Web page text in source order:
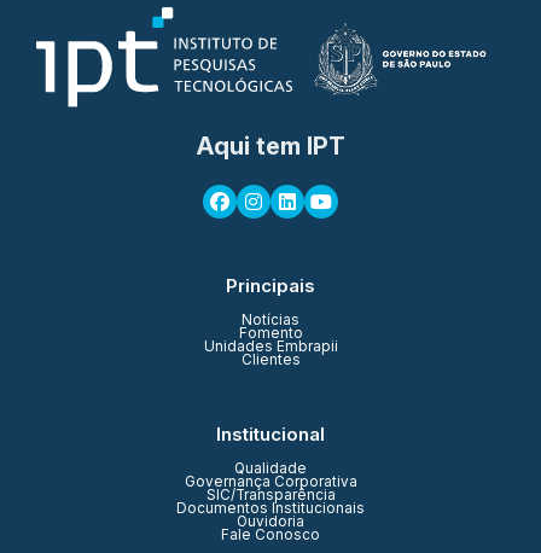
Aqui tem IPT
Principais
Notícias
Fomento
Unidades Embrapii
Clientes
Institucional
Qualidade
Governança Corporativa
SIC/Transparência
Documentos Institucionais
Ouvidoria
Fale Conosco